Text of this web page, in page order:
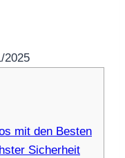
2025
mit den Besten
Sicherheit